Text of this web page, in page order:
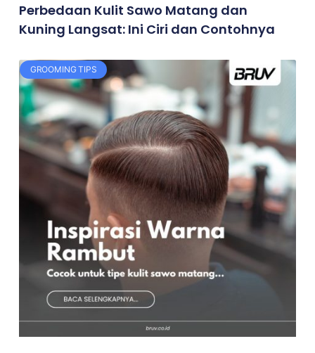
Perbedaan Kulit Sawo Matang dan
Kuning Langsat: Ini Ciri dan Contohnya
GROOMING TIPS